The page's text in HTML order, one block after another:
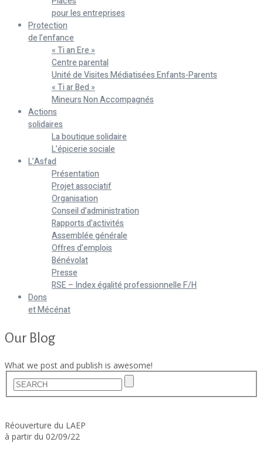
pour les entreprises
Protection
de l’enfance
« Ti an Ere »
Centre parental
Unité de Visites Médiatisées Enfants-Parents
« Ti ar Bed »
Mineurs Non Accompagnés
Actions
solidaires
La boutique solidaire
L’épicerie sociale
L’Asfad
Présentation
Projet associatif
Organisation
Conseil d’administration
Rapports d’activités
Assemblée générale
Offres d’emplois
Bénévolat
Presse
RSE – Index égalité professionnelle F/H
Dons
et Mécénat
Our Blog
What we post and publish is awesome!
Réouverture du LAEP
à partir du 02/09/22